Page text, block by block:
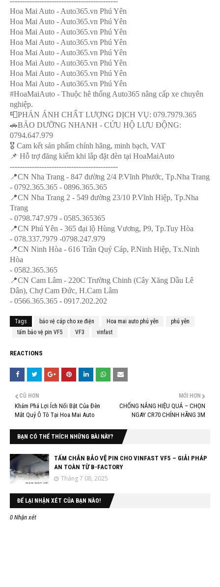
Hoa Mai Auto - Auto365.vn Phú Yên
Hoa Mai Auto - Auto365.vn Phú Yên
Hoa Mai Auto - Auto365.vn Phú Yên
Hoa Mai Auto - Auto365.vn Phú Yên
Hoa Mai Auto - Auto365.vn Phú Yên
Hoa Mai Auto - Auto365.vn Phú Yên
Hoa Mai Auto - Auto365.vn Phú Yên
Hoa Mai Auto - Auto365.vn Phú Yên
#HoaMaiAuto - Thuộc hê thống Auto365 nâng cấp xe chuyên
nghiệp.
📮PHẢN ÁNH CHẤT LƯỢNG DỊCH VỤ: 079.7979.365
🚗BẢO DƯỠNG NHANH - CỨU HỘ LƯU ĐỘNG:
0794.647.979
🎖️ Cam kết sản phẩm chính hãng, minh bạch, VAT
📌 Hỗ trợ đăng kiểm khi lắp đặt đèn tại HoaMaiAuto
--------------------------------------------
📍CN Nha Trang - 847 đường 2/4 P.Vĩnh Phước, Tp.Nha Trang
- 0792.365.365 - 0896.365.365
📍CN Nha Trang 2 - 549 đường 23/10 P.Vĩnh Hiệp, Tp.Nha
Trang
- 0798.747.979 - 0585.365365
📍CN Phú Yên - 365 đại lộ Hùng Vương, P9, Tp.Tuy Hòa
- 078.337.7979 -0798.247.979
📍CN Ninh Hòa - 616 Trần Quý Cáp, P.Ninh Hiệp, Tx.Ninh
Hòa
- 0582.365.365
📍CN Cam Lâm - 220C Trường Chinh (Cây Xăng Dầu Lê
Dân), Chợ Cam Đức, H.Cam Lâm
- 0566.365.365 - 0917.202.202
Tags bảo vệ cáp cho xe điện Hoa mai auto phú yên
phú yên
tấm bảo vệ pin VF5
VF3 vinfast
REACTIONS
MỚI HƠN
CHỐNG NẮNG HIỆU QUẢ – CHỌN
NGAY CR70 CHÍNH HÃNG 3M
CŨ HƠN
Khám Phá Lợi Ích Nổi Bật Của Đèn
Mắt Quỷ Ô Tô Tại Hoa Mai Auto
BẠN CÓ THỂ THÍCH NHỮNG BÀI NÀY?
TẤM CHẮN BẢO VỆ PIN CHO VINFAST VF5 – GIẢI PHÁP
AN TOÀN TỪ B-FACTORY
Tháng 7 08, 2025
ĐỂ LẠI NHẬN XÉT CỦA BẠN NÀO!
0 Nhận xét